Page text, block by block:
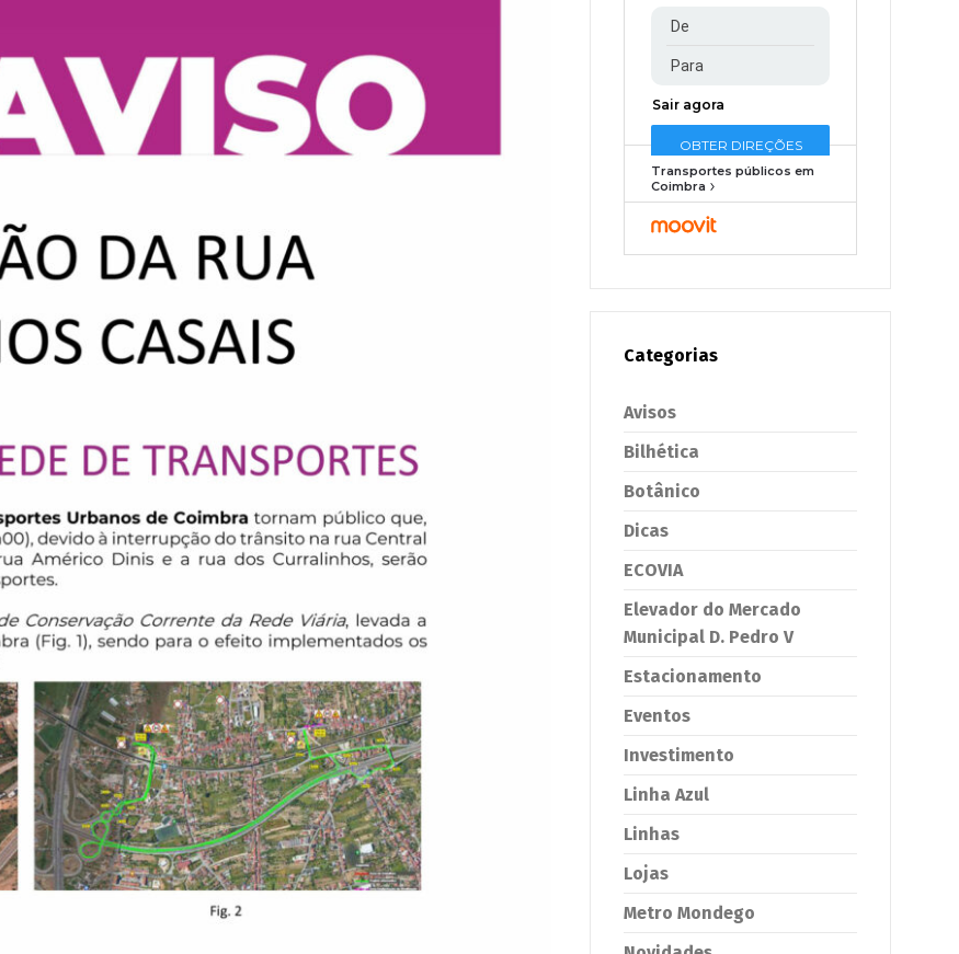
Transportes públicos em
Coimbra
Categorias
Avisos
Bilhética
Botânico
Dicas
ECOVIA
Elevador do Mercado
Municipal D. Pedro V
Estacionamento
Eventos
Investimento
Linha Azul
Linhas
Lojas
Metro Mondego